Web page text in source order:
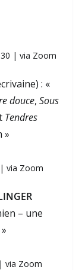
| via Zoom
: «
douce, Sous
Tendres
»
via Zoom
– une
via Zoom